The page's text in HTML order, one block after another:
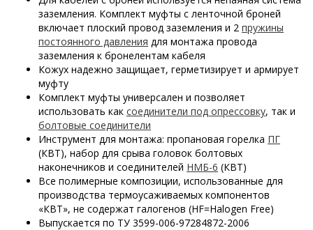
заземления. Комплект муфты с ленточной броней
включает плоский провод заземления и 2 пружины
постоянного давления для монтажа провода
заземления к бронелентам кабеля
Кожух надежно защищает, герметизирует и армирует
муфту
Комплект муфты универсален и позволяет
использовать как соединители под опрессовку, так и
болтовые соединители
Инструмент для монтажа: пропановая горелка ПГ
(КВТ), набор для срыва головок болтовых
наконечников и соединителей НМБ-6 (КВТ)
Все полимерные композиции, использованные для
производства термоусаживаемых компонентов
«КВТ», не содержат галогенов (HF=Halogen Free)
Выпускается по ТУ 3599-006-97284872-2006